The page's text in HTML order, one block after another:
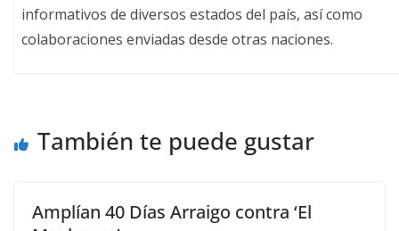
informativos de diversos estados del país, así como
colaboraciones enviadas desde otras naciones.
También te puede gustar
Amplían 40 Días Arraigo contra ‘El